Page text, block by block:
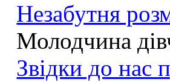
Незабутня
Молодчина
Звідки до